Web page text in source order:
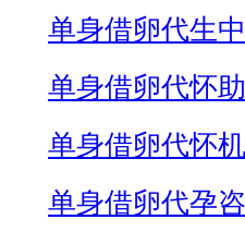
单身借卵代生
单身借卵代怀
单身借卵代怀
单身借卵代孕